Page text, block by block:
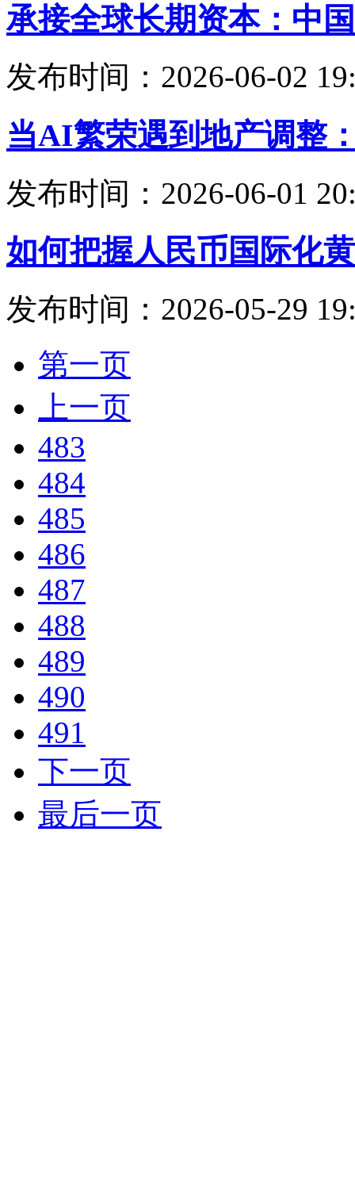
承接全球长期资本：中
发布时间：2026-06-02
当AI繁荣遇到地产调整
发布时间：2026-06-01
如何把握人民币国际化
发布时间：2026-05-29
第一页
上一页
483
484
485
486
487
488
489
490
491
下一页
最后一页